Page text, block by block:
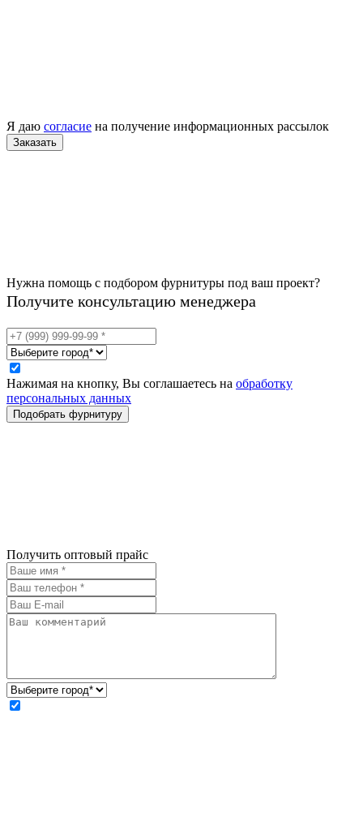
Я даю согласие на получение информационных рассылок
Нужна помощь с подбором фурнитуры под ваш проект?
Получите консультацию менеджера
Нажимая на кнопку, Вы соглашаетесь на обработку
персональных данных
Получить оптовый прайс